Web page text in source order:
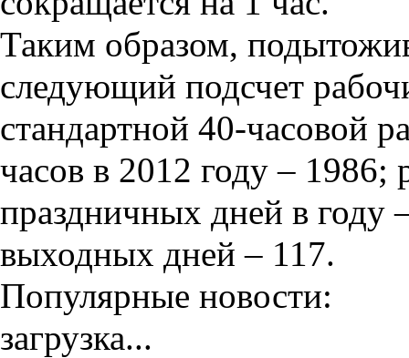
Таким образом,
следующий подсчет
стандартной 40-часовой
часов в 2012 году – 1986;
праздничных дней в году
выходных дней – 117.
Популярные новости:
загрузка...